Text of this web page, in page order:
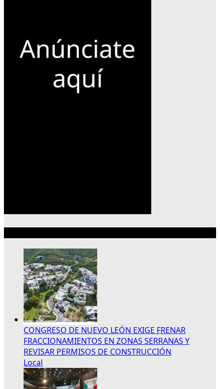
CONGRESO DE NUEVO LEÓN EXIGE FRENAR
FRACCIONAMIENTOS EN ZONAS SERRANAS Y
REVISAR PERMISOS DE CONSTRUCCIÓN
Local